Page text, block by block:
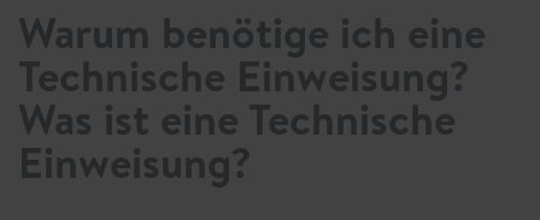
Warum benötige ich eine
Technische Einweisung?
Was ist eine Technische
Einweisung?